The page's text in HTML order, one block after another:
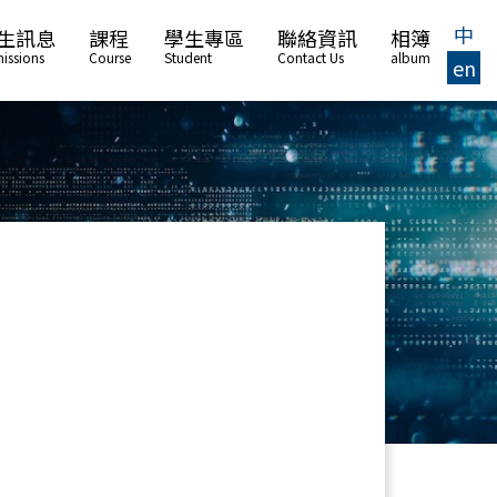
中
en
訊息 課程
Course
學生專區
Student
聯絡資訊
Contact Us
相簿
album